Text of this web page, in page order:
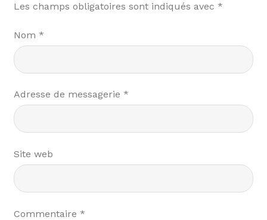
Les champs obligatoires sont indiqués avec *
Nom *
Adresse de messagerie *
Site web
Commentaire *